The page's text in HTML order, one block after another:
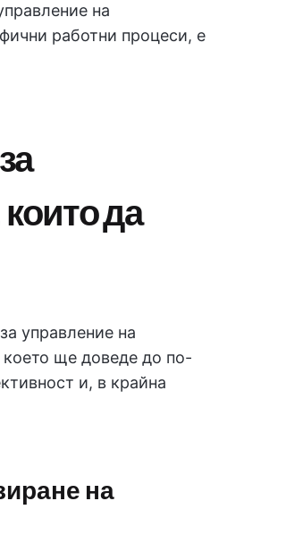
на
работни процеси, е
да
управление на
ще доведе до по-
и, в крайна
на